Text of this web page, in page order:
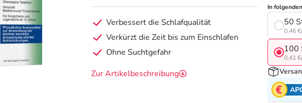
Verbessert die Schlafqualität
Verkürzt die Zeit bis zum Einschlafen
Ohne Suchtgefahr
Zur Artikelbeschreibung
In
50
0,46
100
0,41